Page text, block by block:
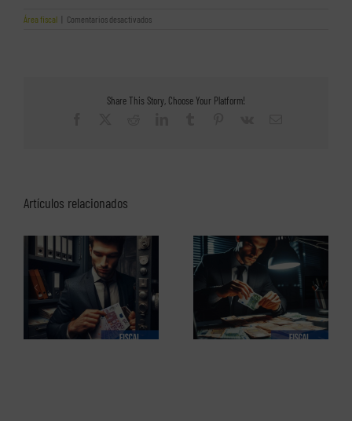
Área fiscal | Comentarios desactivadosen
Share This Story, Choose Your Platform!
Artículos relacionados
Los delitos fiscales (1 de 2)
El perfil de los
emprendedores españoles.
Informe completo en pdf